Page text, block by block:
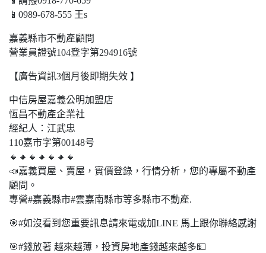
📱0989-678-555 王s
嘉義縣市不動產顧問
營業員證號104登字第294916號
【廣告資訊3個月後即期失效 】
中信房屋嘉義公明加盟店
恆昌不動產企業社
經紀人：江武忠
110嘉市字第00148号
🔸🔸🔸🔸🔸🔸🔸
📣嘉義買屋、賣屋，實價登錄，行情分析，您的專屬不動產
顧問。
專營#嘉義縣市#雲嘉南縣市等多縣市不動產.
🎯#如沒看到您重要訊息請來電或加LINE 馬上跟你聯絡感謝
🎯#錢放著 越來越薄，投資房地產錢越來越多💵